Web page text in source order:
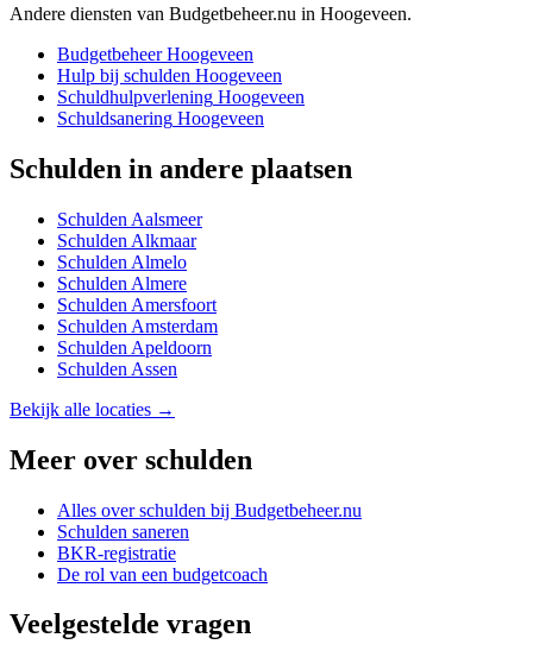
Andere diensten van Budgetbeheer.nu in Hoogeveen.
Budgetbeheer Hoogeveen
Hulp bij schulden Hoogeveen
Schuldhulpverlening Hoogeveen
Schuldsanering Hoogeveen
Schulden in andere plaatsen
Schulden Aalsmeer
Schulden Alkmaar
Schulden Almelo
Schulden Almere
Schulden Amersfoort
Schulden Amsterdam
Schulden Apeldoorn
Schulden Assen
Bekijk alle locaties →
Meer over schulden
Alles overschulden bij Budgetbeheer.nu
Schulden saneren
BKR-registratie
De rol van een budgetcoach
Veelgestelde vragen